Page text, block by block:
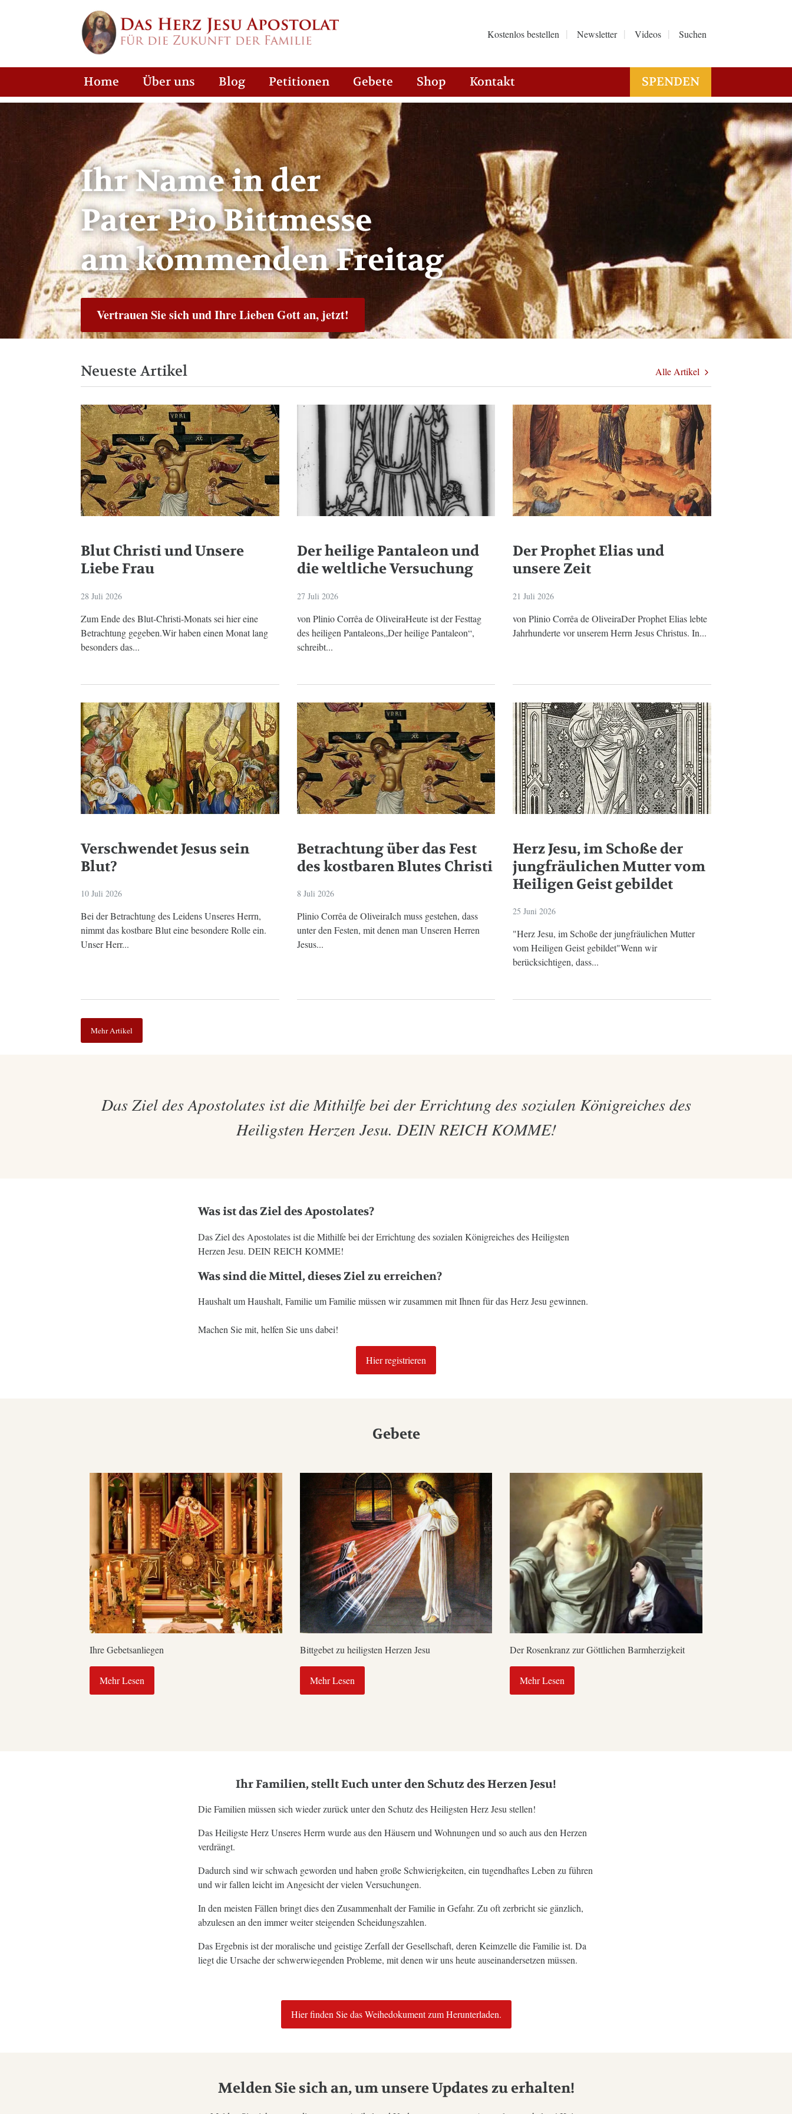
Kostenlos bestellen Newsletter Videos Suchen
Home Über uns Blog Petitionen Gebete Shop Kontakt SPENDEN
Ihr Name in der
Pater Pio Bittmesse
am kommenden Freitag
Vertrauen Sie sich und Ihre Lieben Gott an, jetzt!
Neueste Artikel Alle Artikel
Blut Christi und Unsere
Liebe Frau
28 Juli 2026
Zum Ende des Blut-Christi-Monats sei hier eine
Betrachtung gegeben.Wir haben einen Monat lang
besonders das...
Der heilige Pantaleon und
die weltliche Versuchung
27 Juli 2026
von Plinio Corrêa de OliveiraHeute ist der Festtag
des heiligen Pantaleons„Der heilige Pantaleon“,
schreibt...
Der Prophet Elias und
unsere Zeit
21 Juli 2026
von Plinio Corrêa de OliveiraDer Prophet Elias lebte
Jahrhunderte vor unserem Herrn Jesus Christus. In...
Verschwendet Jesus sein
Blut?
10 Juli 2026
Bei der Betrachtung des Leidens Unseres Herrn,
nimmt das kostbare Blut eine besondere Rolle ein.
Unser Herr...
Betrachtung über das Fest
des kostbaren Blutes Christi
8 Juli 2026
Plinio Corrêa de OliveiraIch muss gestehen, dass
unter den Festen, mit denen man Unseren Herren
Jesus...
Herz Jesu, im Schoße der
jungfräulichen Mutter vom
Heiligen Geist gebildet
25 Juni 2026
"Herz Jesu, im Schoße der jungfräulichen Mutter
vom Heiligen Geist gebildet"Wenn wir
berücksichtigen, dass...
Mehr Artikel
Das Ziel des Apostolates ist die Mithilfe bei der Errichtung des sozialen Königreiches des
Heiligsten Herzen Jesu. DEIN REICH KOMME!
Was ist das Ziel des Apostolates?
Das Ziel des Apostolates ist die Mithilfe bei der Errichtung des sozialen Königreiches des Heiligsten
Herzen Jesu. DEIN REICH KOMME!
Was sind die Mittel, dieses Ziel zu erreichen?
Haushalt um Haushalt, Familie um Familie müssen wir zusammen mit Ihnen für das Herz Jesu gewinnen.
Machen Sie mit, helfen Sie uns dabei!
Hier registrieren
Gebete
Ihre Gebetsanliegen
Mehr Lesen
Bittgebet zu heiligsten Herzen Jesu
Mehr Lesen
Der Rosenkranz zur Göttlichen Barmherzigkeit
Mehr Lesen
Ihr Familien, stellt Euch unter den Schutz des Herzen Jesu!
Die Familien müssen sich wieder zurück unter den Schutz des Heiligsten Herz Jesu stellen!
Das Heiligste Herz Unseres Herrn wurde aus den Häusern und Wohnungen und so auch aus den Herzen
verdrängt.
Dadurch sind wir schwach geworden und haben große Schwierigkeiten, ein tugendhaftes Leben zu führen
und wir fallen leicht im Angesicht der vielen Versuchungen.
In den meisten Fällen bringt dies den Zusammenhalt der Familie in Gefahr. Zu oft zerbricht sie gänzlich,
abzulesen an den immer weiter steigenden Scheidungszahlen.
Das Ergebnis ist der moralische und geistige Zerfall der Gesellschaft, deren Keimzelle die Familie ist. Da
liegt die Ursache der schwerwiegenden Probleme, mit denen wir uns heute auseinandersetzen müssen.
Hier finden Sie das Weihedokument zum Herunterladen.
Melden Sie sich an, um unsere Updates zu erhalten!